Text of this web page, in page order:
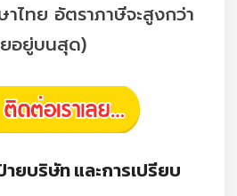
าไทย อัตราภาษีจะสูงกว่า
อยู่บนสุด)
ยบริษัท และการเปรียบ